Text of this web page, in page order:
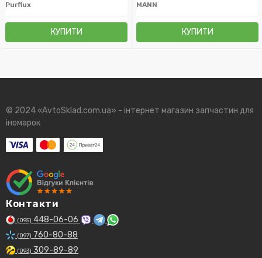
Purflux
КУПИТИ
MANN
КУПИТИ
© 2024 «AvtoSklad.com.ua» - інтернет магазин запчастин для
іномарок
Контакти
(095) 448-06-06
(097) 760-80-88
(093) 309-89-89